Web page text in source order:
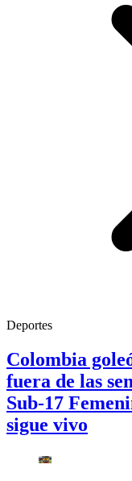
Deportes
Colombia
fuera de las
Sub-17
sigue vivo